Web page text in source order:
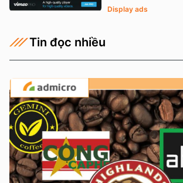
Display ads
Tin đọc nhiều